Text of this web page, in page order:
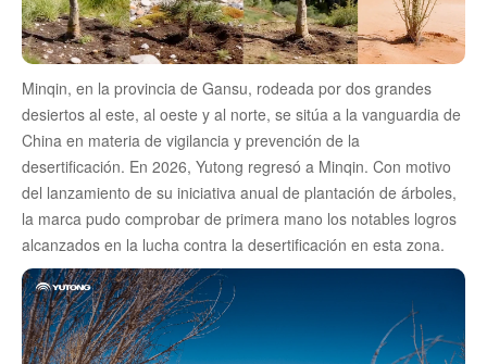
Minqin, en la provincia de Gansu, rodeada por dos grandes
desiertos al este, al oeste y al norte, se sitúa a la vanguardia de
China en materia de vigilancia y prevención de la
desertificación. En 2026, Yutong regresó a Minqin. Con motivo
del lanzamiento de su iniciativa anual de plantación de árboles,
la marca pudo comprobar de primera mano los notables logros
alcanzados en la lucha contra la desertificación en esta zona.